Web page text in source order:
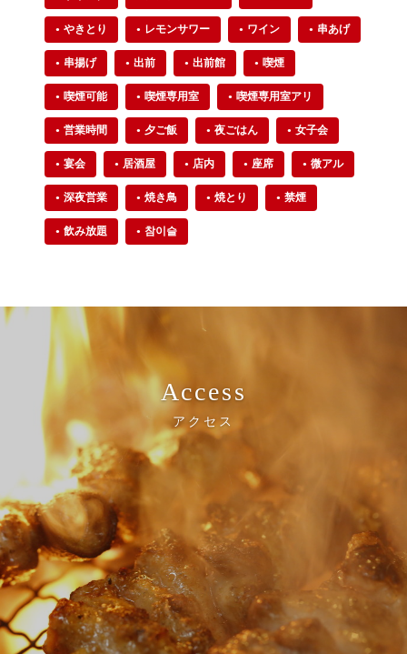
やきとり レモンサワー ワイン 串あげ
串揚げ 出前 出前館 喫煙
喫煙可能 喫煙専用室 喫煙専用室アリ
営業時間 夕ご飯 夜ごはん 女子会
宴会 居酒屋 店内 座席 微アル
深夜営業 焼き鳥 焼とり 禁煙
飲み放題 참이슬
Access
アクセス